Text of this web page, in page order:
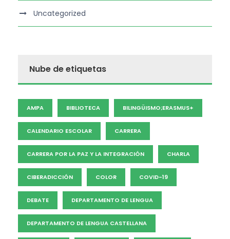
Uncategorized
Nube de etiquetas
AMPA BIBLIOTECA BILINGÜISMO;ERASMUS+
CALENDARIO ESCOLAR CARRERA
CARRERA POR LA PAZ Y LA INTEGRACIÓN CHARLA
CIBERADICCIÓN COLOR COVID-19
DEBATE DEPARTAMENTO DE LENGUA
DEPARTAMENTO DE LENGUA CASTELLANA